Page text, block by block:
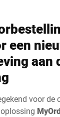
een
aan
voor de